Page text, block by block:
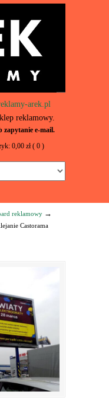
arek.pl
reklamowy.
zapytanie e-mail.
0,00 zł ( 0 )
reklamowy →
Castorama